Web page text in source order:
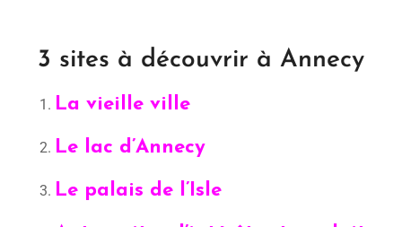
3 sites à découvrir à Annecy
La vieille ville
Le lac d’Annecy
Le palais de l’Isle